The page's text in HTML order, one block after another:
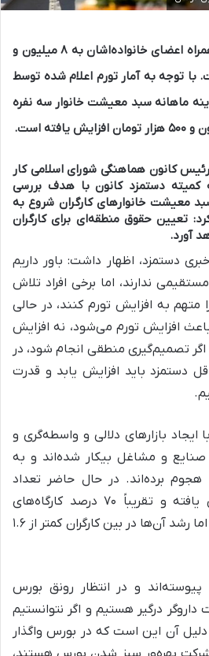
به همراه اعضای خانواده‌اشان به ۸ میلیون و
با توجه به آمار تورم اعلام شده توسط
ماهانه سبد معیشت خانوار سه نفره
کانون هماهنگی شورای اسلامی کار
کمیته دستمزد کانون با هدف بررسی
معیشت خانوارهای کارگران شروع به
تعیین حقوق منطقه‌ای برای کارگران
آورد.
دستمزد، اظهار داشت: باور داریم
ندارند، اما برخی افراد تلاش
متهم به افزایش تورم کنند، در حالی
افزایش تورم می‌شود، نه افزایش
اگر تصمیم‌گیری منطقی انجام شود، در
دستمزد باید افزایش یابد و قدرت
ایجاد بازارهای دلالی و واسطه‌گری و
صنایع و مشاغل بیکار شده‌اند و به
برده‌اند. در حال حاضر تعداد
نیروهای خدماتی افزایش یافته و تقریباً ۷۰ درصد کارگاه‌های
کشور را تشکیل می‌دهند، اما رشد آن‌ها در بین کارگران کمتر از ۱.۶
و در انتظار رونق بورس
درگیر هستیم و اگر نتوانستیم
دلیل آن این است که در بورس واگذار